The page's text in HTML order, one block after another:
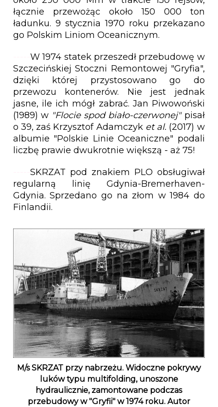
łącznie przewożąc około 150 000 ton
ładunku. 9 stycznia 1970 roku przekazano
go Polskim Liniom Oceanicznym.
W 1974 statek przeszedł przebudowę w
Szczecińskiej Stoczni Remontowej "Gryfia",
dzięki której przystosowano go do
przewozu kontenerów. Nie jest jednak
jasne, ile ich mógł zabrać. Jan Piwowoński
(1989) w "Flocie spod biało-czerwonej"pisał
o 39, zaś Krzysztof Adamczyk et al. (2017) w
albumie "Polskie Linie Oceaniczne" podali
liczbę prawie dwukrotnie większą - aż 75!
SKRZAT pod znakiem PLO obsługiwał
regularną linię Gdynia-Bremerhaven-
Gdynia. Sprzedano go na złom w 1984 do
Finlandii.
M/s SKRZAT przy nabrzeżu. Widoczne pokrywy
luków typu multifolding, unoszone
hydraulicznie, zamontowane podczas
przebudowy w "Gryfii" w 1974 roku. Autor